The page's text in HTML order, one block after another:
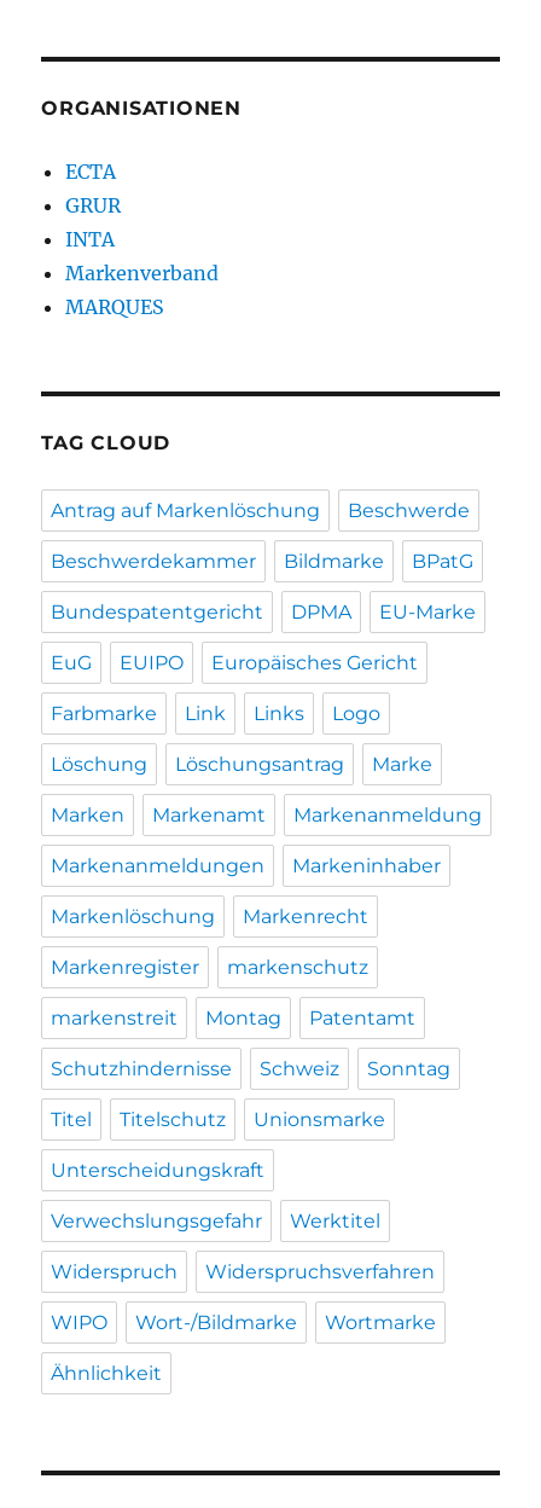
ORGANISATIONEN
ECTA
GRUR
INTA
Markenverband
MARQUES
TAG CLOUD
Antrag auf Markenlöschung Beschwerde
Beschwerdekammer Bildmarke BPatG
Bundespatentgericht DPMA EU-Marke
EuG EUIPO Europäisches Gericht
Farbmarke Link Links Logo
Löschung Löschungsantrag Marke
Marken Markenamt Markenanmeldung
Markenanmeldungen Markeninhaber
Markenlöschung Markenrecht
Markenregister markenschutz
markenstreit Montag Patentamt
Schutzhindernisse Schweiz Sonntag
Titel Titelschutz Unionsmarke
Unterscheidungskraft
Verwechslungsgefahr Werktitel
Widerspruch Widerspruchsverfahren
WIPO Wort-/Bildmarke Wortmarke
Ähnlichkeit